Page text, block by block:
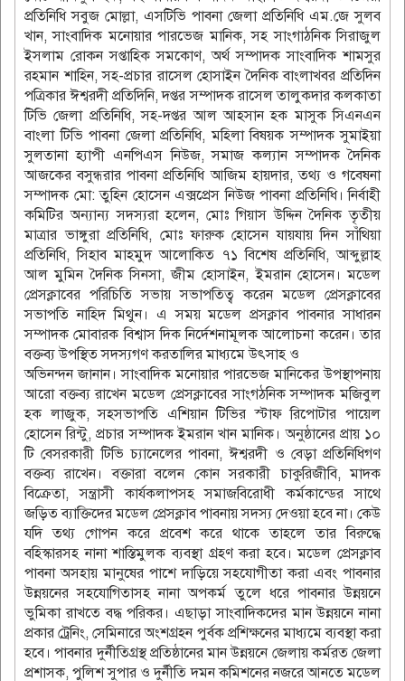
প্রতিনিধি সবুজ মোল্লা, এসটিভি পাবনা জেলা প্রতিনিধি এম.জে সুলব
খান, সাংবাদিক মনোয়ার পারভেজ মানিক, সহ সাংগাঠনিক সিরাজুল
ইসলাম রোকন সপ্তাহিক সমকোণ, অর্থ সম্পাদক সাংবাদিক শামসুর
রহমান শাহিন, সহ-প্রচার রাসেল হোসাইন দৈনিক বাংলাখবর প্রতিদিন
পত্রিকার ঈশ্বরদী প্রতিদিনি, দপ্তর সম্পাদক রাসেল তালুকদার কলকাতা
টিভি জেলা প্রতিনিধি, সহ-দপ্তর আল আহসান হক মাসুক সিএনএন
বাংলা টিভি পাবনা জেলা প্রতিনিধি, মহিলা বিষয়ক সম্পাদক সুমাইয়া
সুলতানা হ্যাপী এনপিএস নিউজ, সমাজ কল্যান সম্পাদক দৈনিক
আজকের বসুন্ধরার পাবনা প্রতিনিধি আজিম হায়দার, তথ্য ও গবেষনা
সম্পাদক মো: তুহিন হোসেন এক্সপ্রেস নিউজ পাবনা প্রতিনিধি। নির্বাহী
কমিটির অন্যান্য সদস্যরা হলেন, মোঃ গিয়াস উদ্দিন দৈনিক তৃতীয়
মাত্রার ভাঙ্গুরা প্রতিনিধি, মোঃ ফারুক হোসেন যায়যায় দিন সাঁথিয়া
প্রতিনিধি, সিহাব মাহমুদ আলোকিত ৭১ বিশেষ প্রতিনিধি, আব্দুল্লাহ
আল মুমিন দৈনিক সিনসা, জীম হোসাইন, ইমরান হোসেন। মডেল
প্রেসক্লাবের পরিচিতি সভায় সভাপতিত্ব করেন মডেল প্রেসক্লাবের
সভাপতি নাহিদ মিথুন। এ সময় মডেল প্রসক্লাব পাবনার সাধারন
সম্পাদক মোবারক বিশ্বাস দিক নির্দেশনামূলক আলোচনা করেন। তার
বক্তব্য উপস্থিত সদস্যগণ করতালির মাধ্যমে উৎসাহ ও
অভিনন্দন জানান। সাংবাদিক মনোয়ার পারভেজ মানিকের উপস্থাপনায়
আরো বক্তব্য রাখেন মডেল প্রেসক্লাবের সাংগঠনিক সম্পাদক মজিবুল
হক লাজুক, সহসভাপতি এশিয়ান টিভির স্টাফ রিপোটার পায়েল
হোসেন রিন্টু, প্রচার সম্পাদক ইমরান খান মানিক। অনুষ্ঠানের প্রায় ১০
টি বেসরকারী টিভি চ্যানেলের পাবনা, ঈশ্বরদী ও বেড়া প্রতিনিধিগণ
বক্তব্য রাখেন। বক্তারা বলেন কোন সরকারী চাকুরিজীবি, মাদক
বিক্রেতা, সন্ত্রাসী কার্যকলাপসহ সমাজবিরোধী কর্মকান্ডের সাথে
জড়িত ব্যাক্তিদের মডেল প্রেসক্লাব পাবনায় সদস্য দেওয়া হবে না। কেউ
যদি তথ্য গোপন করে প্রবেশ করে থাকে তাহলে তার বিরুদ্ধে
বহিস্কারসহ নানা শাস্তিমুলক ব‍্যবস্থা গ্রহণ করা হবে। মডেল প্রেসক্লাব
পাবনা অসহায় মানুষের পাশে দাড়িয়ে সহযোগীতা করা এবং পাবনার
উন্নয়নের সহযোগিতাসহ নানা অপকর্ম তুলে ধরে পাবনার উন্নয়নে
ভুমিকা রাখতে বদ্ধ পরিকর। এছাড়া সাংবাদিকদের মান উন্নয়নে নানা
প্রকার ট্রেনিং, সেমিনারে অংশগ্রহন পুর্বক প্রশিক্ষনের মাধ্যমে ব্যবস্থা করা
হবে। পাবনার দুর্নীতিগ্রস্থ প্রতিষ্ঠানের মান উন্নয়নে জেলায় কর্মরত জেলা
প্রশাসক, পুলিশ সুপার ও দুর্নীতি দমন কমিশনের নজরে আনতে মডেল